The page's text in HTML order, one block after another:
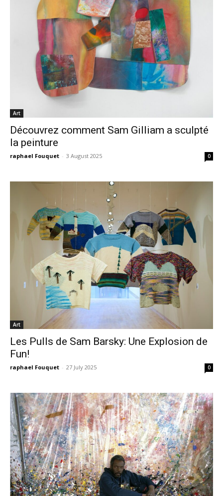
Art
Découvrez comment Sam Gilliam a sculpté
la peinture
raphael Fouquet - 3 August 2025 0
Art
Les Pulls de Sam Barsky: Une Explosion de
Fun!
raphael Fouquet - 27 July 2025 0